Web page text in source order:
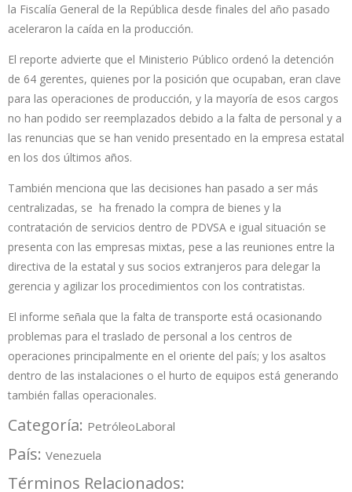
la Fiscalía General de la República desde finales del año pasado
aceleraron la caída en la producción.
El reporte advierte que el Ministerio Público ordenó la detención
de 64 gerentes, quienes por la posición que ocupaban, eran clave
para las operaciones de producción, y la mayoría de esos cargos
no han podido ser reemplazados debido a la falta de personal y a
las renuncias que se han venido presentado en la empresa estatal
en los dos últimos años.
También menciona que las decisiones han pasado a ser más
centralizadas, se ha frenado la compra de bienes y la
contratación de servicios dentro de PDVSA e igual situación se
presenta con las empresas mixtas, pese a las reuniones entre la
directiva de la estatal y sus socios extranjeros para delegar la
gerencia y agilizar los procedimientos con los contratistas.
El informe señala que la falta de transporte está ocasionando
problemas para el traslado de personal a los centros de
operaciones principalmente en el oriente del país; y los asaltos
dentro de las instalaciones o el hurto de equipos está generando
también fallas operacionales.
Categoría: PetróleoLaboral
País: Venezuela
Términos Relacionados: